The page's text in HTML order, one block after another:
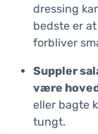
dressing
bedste er
forbliver
Suppler
være
eller bagte
tungt.